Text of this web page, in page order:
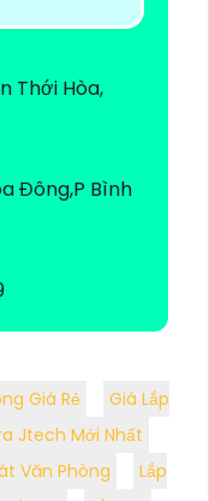
Thới Hòa,
Đông,P Bình
Giá Rẻ
Giá Lắp
Jtech Mới Nhất
Văn Phòng
Lắp